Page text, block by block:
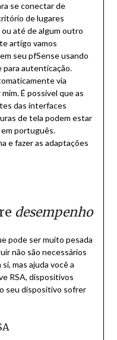
se conectar de
de lugares
até de algum outro
artigo vamos
seu pfSense usando
para autenticação.
via
É possível que as
das interfaces
de tela podem estar
português.
e fazer as adaptações
desempenho
pode ser muito pesada
não são necessários
mas ajuda você a
RSA, dispositivos
seu dispositivo sofrer